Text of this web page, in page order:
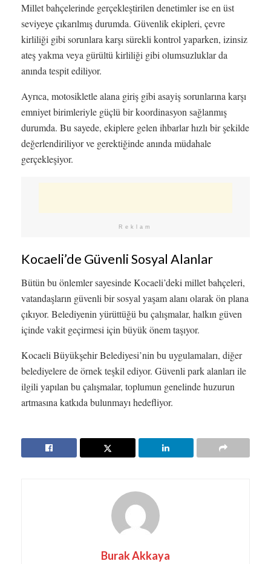
Millet bahçelerinde gerçekleştirilen denetimler ise en üst
seviyeye çıkarılmış durumda. Güvenlik ekipleri, çevre
kirliliği gibi sorunlara karşı sürekli kontrol yaparken, izinsiz
ateş yakma veya gürültü kirliliği gibi olumsuzluklar da
anında tespit ediliyor.
Ayrıca, motosikletle alana giriş gibi asayiş sorunlarına karşı
emniyet birimleriyle güçlü bir koordinasyon sağlanmış
durumda. Bu sayede, ekiplere gelen ihbarlar hızlı bir şekilde
değerlendiriliyor ve gerektiğinde anında müdahale
gerçekleşiyor.
Reklam
Kocaeli’de Güvenli Sosyal Alanlar
Bütün bu önlemler sayesinde Kocaeli’deki millet bahçeleri,
vatandaşların güvenli bir sosyal yaşam alanı olarak ön plana
çıkıyor. Belediyenin yürüttüğü bu çalışmalar, halkın güven
içinde vakit geçirmesi için büyük önem taşıyor.
Kocaeli Büyükşehir Belediyesi’nin bu uygulamaları, diğer
belediyelere de örnek teşkil ediyor. Güvenli park alanları ile
ilgili yapılan bu çalışmalar, toplumun genelinde huzurun
artmasına katkıda bulunmayı hedefliyor.
Burak Akkaya